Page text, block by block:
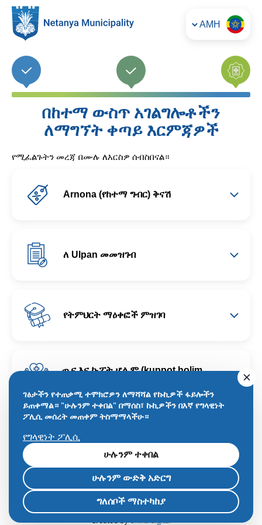
עבור
לתוכן
העמוד
AMH
አስፈላጊ እርምጃዎች - ደረጃ 1የአሊያህ እና ውህደት ሚኒስቴር -
በከተማ ውስጥ አገልግሎቶችን
ለማግኘት ቀጣይ እርምጃዎች
የሚፈልጉትን መረጃ በሙሉ ለእርስዎ ሰብስበናል።
Arnona (የከተማ ግብር) ቅናሽ
ለ Ulpan መመዝገብ
የትምህርት ማዕቀፎች ምዝገባ
ጤና እና ኩፖት ሆሊም (kuppot holim,
© All rights reserved to the Netanya Municipality
Privacy Policy Terms of Service Accessibility Statement
Created byUnika.digital
ገፅታችን የተጠቃሚ ተሞክሮዎን ለማሻሻል የኩኪዎች ፋይሎችን
ይጠቀማል። "ሁሉንም ተቀበል" በማሰስ፣ ኩኪዎችን በእኛ የግላዊነት
ፖሊሲ መሰረት መጠቀም ትስማማላችሁ።
የግላዊነት ፖሊሲ
ሁሉንም ተቀበል
ሁሉንም ውድቅ አድርግ
ግለሰቦች ማስተካከያ